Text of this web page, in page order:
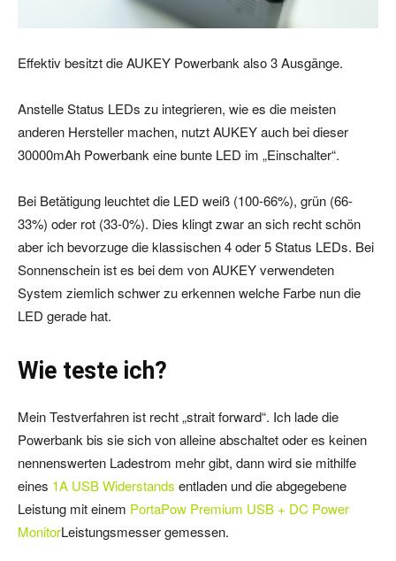
Effektiv besitzt die AUKEY Powerbank also 3 Ausgänge.
Anstelle Status LEDs zu integrieren, wie es die meisten
anderen Hersteller machen, nutzt AUKEY auch bei dieser
30000mAh Powerbank eine bunte LED im „Einschalter“.
Bei Betätigung leuchtet die LED weiß (100-66%), grün (66-
33%) oder rot (33-0%). Dies klingt zwar an sich recht schön
aber ich bevorzuge die klassischen 4 oder 5 Status LEDs. Bei
Sonnenschein ist es bei dem von AUKEY verwendeten
System ziemlich schwer zu erkennen welche Farbe nun die
LED gerade hat.
Wie teste ich?
Mein Testverfahren ist recht „strait forward“. Ich lade die
Powerbank bis sie sich von alleine abschaltet oder es keinen
nennenswerten Ladestrom mehr gibt, dann wird sie mithilfe
eines 1A USB Widerstands entladen und die abgegebene
Leistung mit einem PortaPow Premium USB + DC Power
MonitorLeistungsmesser gemessen.